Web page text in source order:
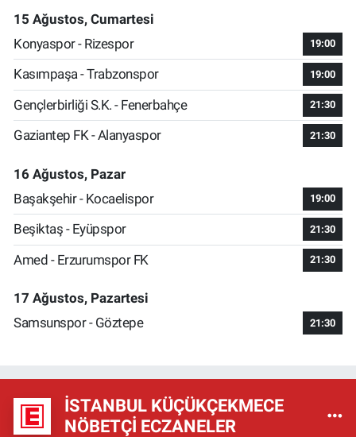
15 Ağustos, Cumartesi
Konyaspor - Rizespor
19:00
Kasımpaşa - Trabzonspor 19:00
Gençlerbirliği S.K. - Fenerbahçe 21:30
Gaziantep FK - Alanyaspor 21:30
16 Ağustos, Pazar
Başakşehir - Kocaelispor
19:00
Beşiktaş - Eyüpspor 21:30
Amed - Erzurumspor FK 21:30
17 Ağustos, Pazartesi
Samsunspor - Göztepe
21:30
İSTANBUL KÜÇÜKÇEKMECE
NÖBETÇI ECZANELER